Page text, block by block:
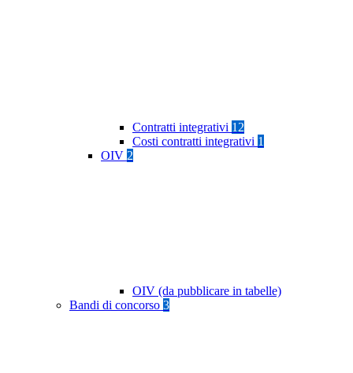
Contratti integrativi 12
Costi contratti integrativi 1
OIV 2
OIV (da pubblicare in tabelle)
Bandi di concorso 3